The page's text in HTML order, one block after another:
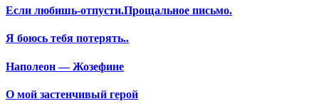
Если любишь-отпусти.Прощальное письмо.
Я боюсь тебя потерять..
Наполеон — Жозефине
О мой застенчивый герой